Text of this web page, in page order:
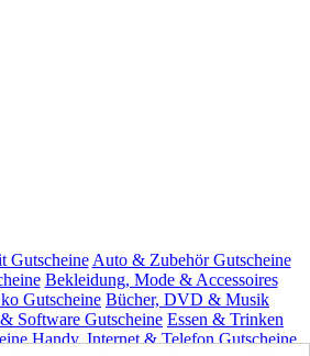
Gutscheine Auto & Zubehör Gutscheine
Bekleidung, Mode & Accessoires
Gutscheine Bücher, DVD & Musik
Software Gutscheine Essen & Trinken
Handy, Internet & Telefon Gutscheine